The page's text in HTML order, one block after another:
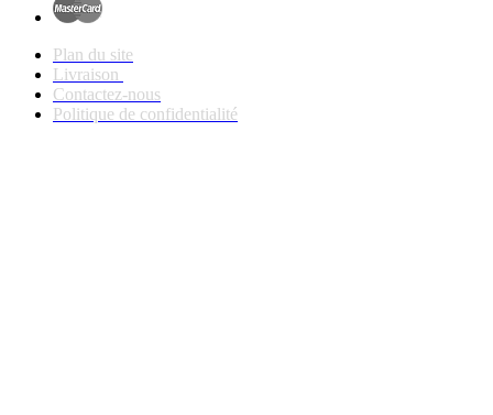
Plan du site
Livraison
Contactez-nous
Politique de confidentialité